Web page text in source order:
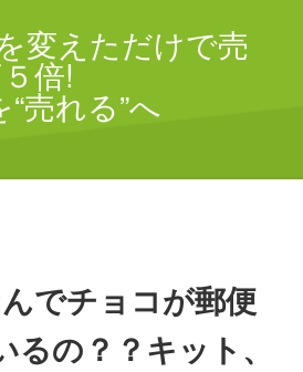
変えただけで売
倍!
“売れる”へ
んでチョコが郵便
の？？キット、